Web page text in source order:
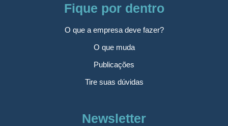
Fique por dentro
O que a empresa deve fazer?
O que muda
Publicações
Tire suas dúvidas
Newsletter